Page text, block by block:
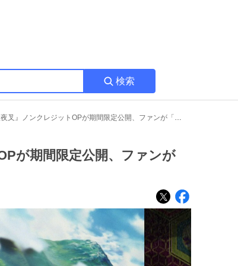
検索
『犬夜叉』ノンクレジットOPが期間限定公開、ファンが「懐かしすぎ」と歓喜
が期間限定公開、ファンが